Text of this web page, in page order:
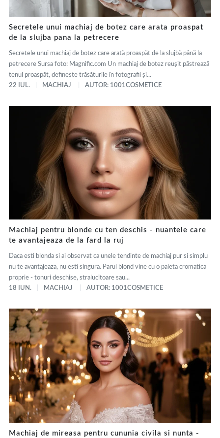
Secretele unui machiaj de botez care arata proaspat
de la slujba pana la petrecere
Secretele unui machiaj de botez care arată proaspăt de la slujbă până la
petrecere Sursa foto: Magnific.com Un machiaj de botez reușit păstrează
tenul proaspăt, definește trăsăturile în fotografii și...
22 IUL.
MACHIAJ AUTOR: 1001COSMETICE
Machiaj pentru blonde cu ten deschis - nuantele care
te avantajeaza de la fard la ruj
Daca esti blonda si ai observat ca unele tendinte de machiaj pur si simplu
nu te avantajeaza, nu esti singura. Parul blond vine cu o paleta cromatica
proprie - tonuri deschise, stralucitoare sau...
18 IUN.
MACHIAJ AUTOR: 1001COSMETICE
Machiaj de mireasa pentru cununia civila si nunta -